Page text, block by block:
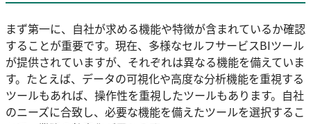
まず第一に、自社が求める機能や特徴が含まれているか確認
することが重要です。現在、多様なセルフサービスBIツール
が提供されていますが、それぞれは異なる機能を備えていま
す。たとえば、データの可視化や高度な分析機能を重視する
ツールもあれば、操作性を重視したツールもあります。自社
のニーズに合致し、必要な機能を備えたツールを選択するこ